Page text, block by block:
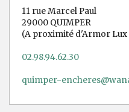
11 rue Marcel Paul
29000 QUIMPER
(A proximité d'Armor Lux
02.98.94.62.30
quimper-